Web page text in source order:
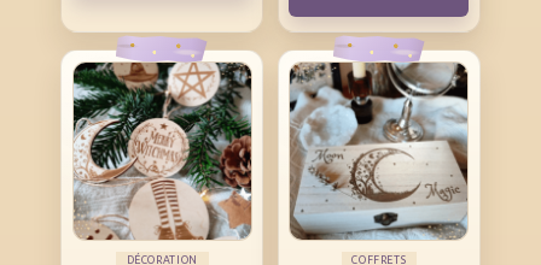
DÉCORATION COFFRETS